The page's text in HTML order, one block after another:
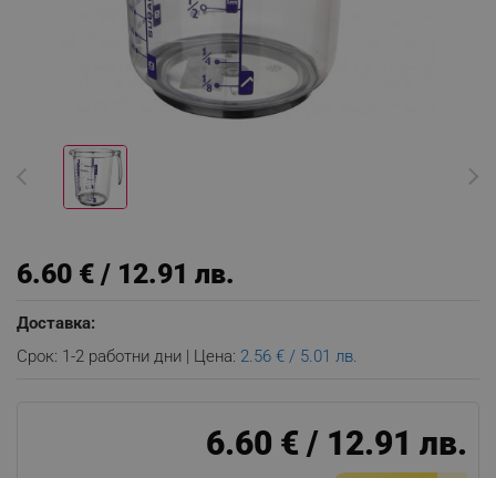
6.60 € / 12.91 лв.
Доставка:
Срок: 1-2 работни дни | Цена: 2.56 € / 5.01 лв.
6.60 € / 12.91 лв.